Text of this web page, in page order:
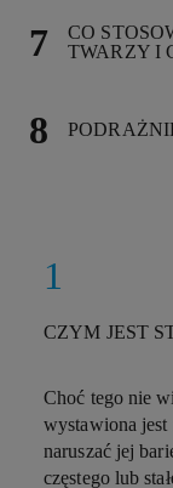
CO
TWARZY I
CZYM JEST
Choć tego nie
wystawiona jest
naruszać jej
częstego lub